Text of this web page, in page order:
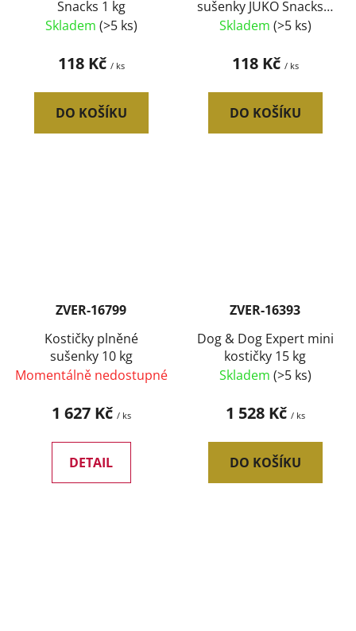
Snacks 1 kg
Skladem (>5 ks)
118 Kč / ks
DO KOŠÍKU
sušenky JUKO Snacks 1
kg
Skladem (>5 ks)
118 Kč / ks
DO KOŠÍKU
ZVER-16799
Kostičky plněné
sušenky 10 kg
Momentálně nedostupné
1 627 Kč / ks
DETAIL
ZVER-16393
Dog & Dog Expert mini
kostičky 15 kg
Skladem (>5 ks)
1 528 Kč / ks
DO KOŠÍKU